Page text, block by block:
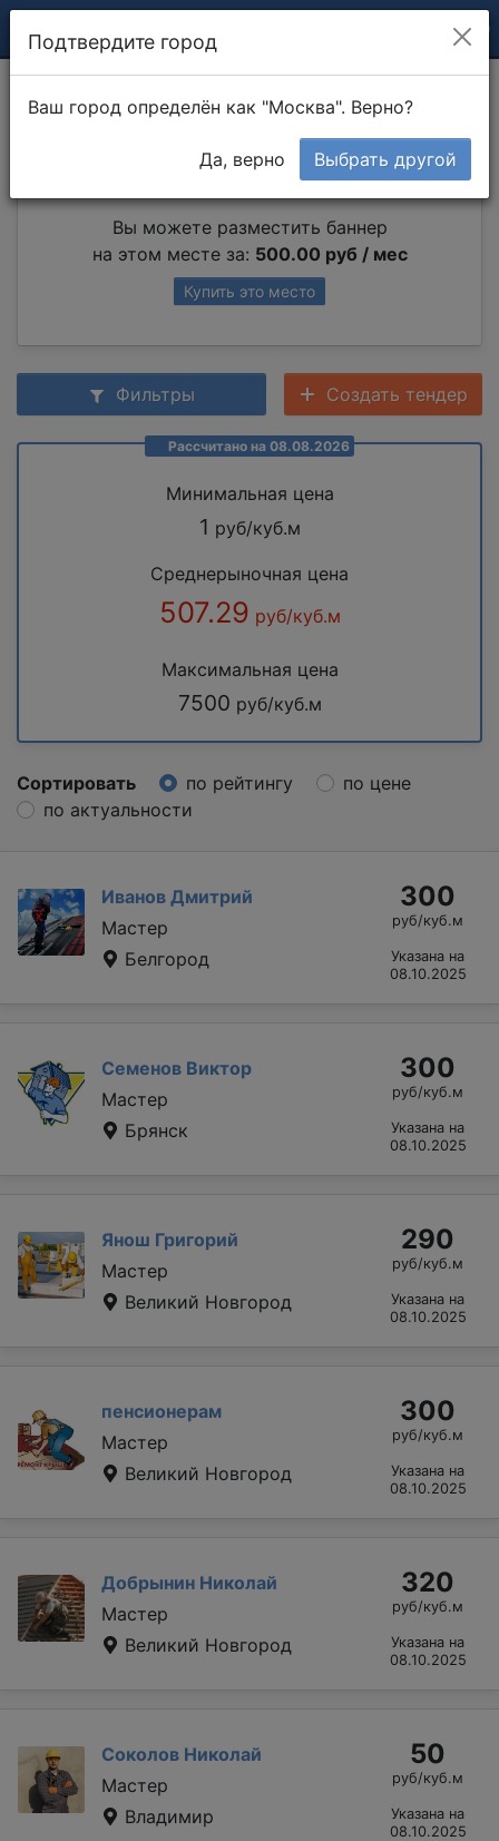
Аренда экскаватора
Вы можете разместить баннер
на этом месте за: 500.00 руб / мес
Купить это место
Фильтры Создать тендер
Рассчитано на 08.08.2026
Минимальная цена
1 руб/куб.м
Среднерыночная цена
507.29 руб/куб.м
Максимальная цена
7500 руб/куб.м
Сортировать по рейтингу
по цене
по актуальности
Иванов Дмитрий
Мастер
Белгород
300
руб/куб.м
Указана на
08.10.2025
Семенов Виктор
Мастер
Брянск
300
руб/куб.м
Указана на
08.10.2025
Янош Григорий
Мастер
Великий Новгород
290
руб/куб.м
Указана на
08.10.2025
пенсионерам
Мастер
Великий Новгород
300
руб/куб.м
Указана на
08.10.2025
Добрынин Николай
Мастер
Великий Новгород
320
руб/куб.м
Указана на
08.10.2025
Соколов Николай
Мастер
Владимир
50
руб/куб.м
Указана на
08.10.2025
Подтвердите город
Ваш город определён как "Москва". Верно?
Да, верно Выбрать другой